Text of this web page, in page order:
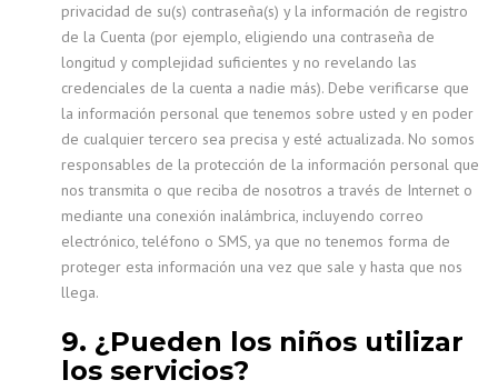
privacidad de su(s) contraseña(s) y la información de registro
de la Cuenta (por ejemplo, eligiendo una contraseña de
longitud y complejidad suficientes y no revelando las
credenciales de la cuenta a nadie más). Debe verificarse que
la información personal que tenemos sobre usted y en poder
de cualquier tercero sea precisa y esté actualizada. No somos
responsables de la protección de la información personal que
nos transmita o que reciba de nosotros a través de Internet o
mediante una conexión inalámbrica, incluyendo correo
electrónico, teléfono o SMS, ya que no tenemos forma de
proteger esta información una vez que sale y hasta que nos
llega.
9. ¿Pueden los niños utilizar
los servicios?